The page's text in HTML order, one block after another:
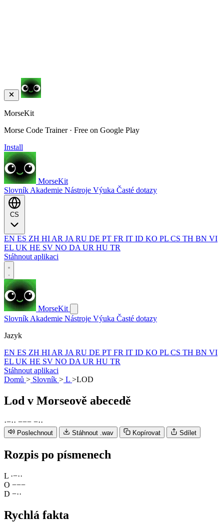
MorseKit
Morse Code Trainer · Free on Google Play
Install
MorseKit
Slovník Akademie Nástroje Výuka Časté dotazy
EN ES ZH HI AR JA RU DE PT FR IT ID KO PL CS TH BN VI
EL UK HE SV NO DA UR HU TR
Stáhnout aplikaci
MorseKit
Slovník Akademie Nástroje Výuka Časté dotazy
Jazyk
EN ES ZH HI AR JA RU DE PT FR IT ID KO PL CS TH BN VI
EL UK HE SV NO DA UR HU TR
Stáhnout aplikaci
Domů > Slovník > L >LOD
Lod v Morseově abecedě
·−·· −−− −··
Poslechnout Stáhnout .wav Kopírovat Sdílet
Rozpis po písmenech
L ·−··
O −−−
D −··
Rychlá fakta